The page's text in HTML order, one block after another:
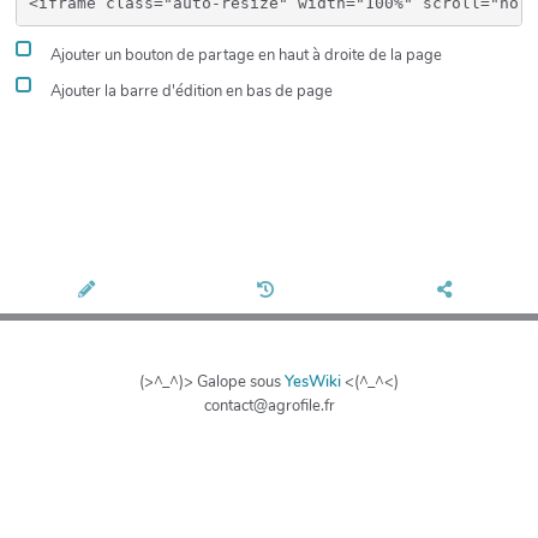
Ajouter un bouton de partage en haut à droite de la page
Ajouter la barre d'édition en bas de page
(>^_^)> Galope sousYesWiki<(^_^<)
contact@agrofile.fr